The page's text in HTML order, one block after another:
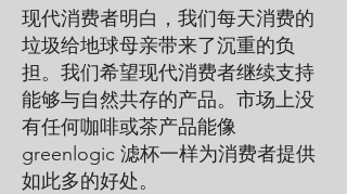
现代消费者明白，我们每天消费的
垃圾给地球母亲带来了沉重的负
担。我们希望现代消费者继续支持
能够与自然共存的产品。市场上没
有任何咖啡或茶产品能像
greenlogic 滤杯一样为消费者提供
如此多的好处。